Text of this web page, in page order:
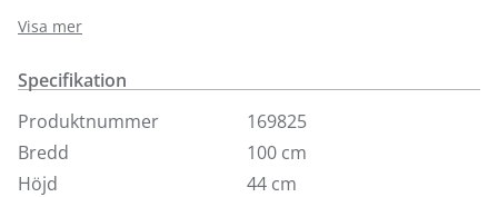
Plymån är av kallskum vilket gör att den håller formen
bra. Går även att få med lös klädsel mot tillägg. Vi visar
den här med svarta ben och kromhjul samt i tyget
Geneva Vintage som är ett stentvättat bomullstyg som
ger tyget dess speciella charm. Pallen finns även i
andra storlekar.
Visa mer
Specifikation
Produktnummer
169825
Bredd
100 cm
Höjd
44 cm